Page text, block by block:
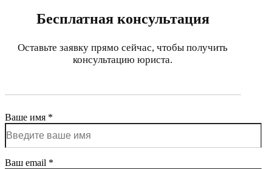
Бесплатная консультация
Оставьте заявку прямо сейчас, чтобы получить
консультацию юриста.
Ваше имя *
Ваш email *